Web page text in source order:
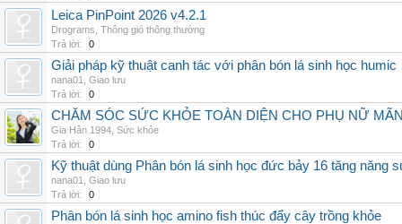
Leica PinPoint 2026 v4.2.1
Drograms Thông gió thông thường
Trả lời:
0
Giải pháp kỹ thuật canh tác với phân bón lá sinh học humic
nana01
Giao lưu
Trả lời:
0
CHĂM SÓC SỨC KHỎE TOÀN DIỆN CHO PHỤ NỮ
Gia Hân 1994 Sức khỏe
Trả lời:
0
Kỹ thuật dùng Phân bón lá sinh học đức bảy 16 tăng năng
nana01
Giao lưu
Trả lời:
0
Phân bón lá sinh học amino fish thúc đẩy cây trồng khỏe